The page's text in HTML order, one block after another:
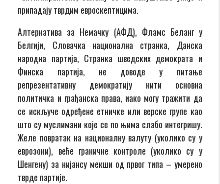
припадају тврдим евроскептицима.
Алтернатива за Немачку (АФД), Фламс Беланг у
Белгији, Словачка национална странка, Данска
народна партија, Странка шведских демократа и
Финска партија, не доводе у питање
репрезентативну демократију нити основна
политичка и грађанска права, иако могу тражити да
се искључе одређене етничке или верске групе као
што су муслимани које се по њима слабо интегришу.
Желе повратак на националну валуту (уколико су у
еврозони), веће граничне контроле (уколико су у
Шенгену) за нијансу мекши од првог типа – умерено
тврде партије.